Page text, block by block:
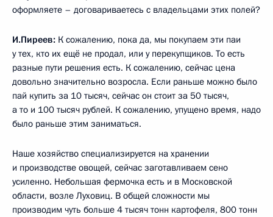
оформляете – договариваетесь с владельцами этих полей?
И.Пиреев: К сожалению, пока да, мы покупаем эти паи
у тех, кто их ещё не продал, или у перекупщиков. То есть
разные пути решения есть. К сожалению, сейчас цена
довольно значительно возросла. Если раньше можно было
пай купить за 10 тысяч, сейчас он стоит за 50 тысяч,
а то и 100 тысяч рублей. К сожалению, упущено время, надо
было раньше этим заниматься.
Наше хозяйство специализируется на хранении
и производстве овощей, сейчас заготавливаем сено
усиленно. Небольшая фермочка есть и в Московской
области, возле Луховиц. В общей сложности мы
производим чуть больше 4 тысяч тонн картофеля, 800 тонн